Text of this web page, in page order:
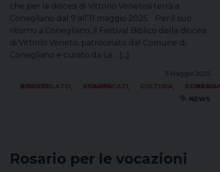
che per la diocesi di Vittorio Venetosi terrà a
Conegliano dal 9 all’11 maggio 2025. Per il suo
ritorno a Conegliano, il Festival Biblico della diocesi
di Vittorio Veneto, patrocinato dal Comune di
Conegliano e curato da La… [...]
5 Maggio 2025
APOSTOLATO BIBLICO
, COMUNICATI STAMPA , CULTURA,
FORANIA
NEWS
Rosario per le vocazioni